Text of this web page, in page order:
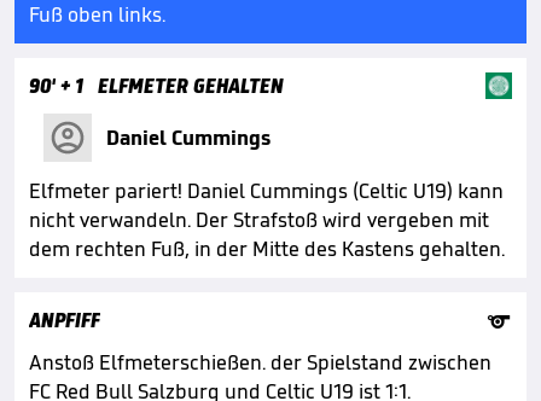
Fuß oben links.
90'+ 1 ELFMETER GEHALTEN
Daniel Cummings
Elfmeter pariert! Daniel Cummings (Celtic U19) kann
nicht verwandeln. Der Strafstoß wird vergeben mit
dem rechten Fuß, in der Mitte des Kastens gehalten.
ANPFIFF

Anstoß Elfmeterschießen. der Spielstand zwischen
FC Red Bull Salzburg und Celtic U19 ist 1:1.